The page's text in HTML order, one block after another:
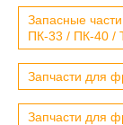
Запасные
ПК-33 / ПК-40 /
Запчасти для
Запчасти для